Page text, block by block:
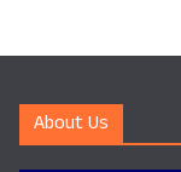
About Us